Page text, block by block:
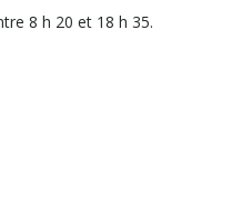
8 h 20 et 18 h 35.